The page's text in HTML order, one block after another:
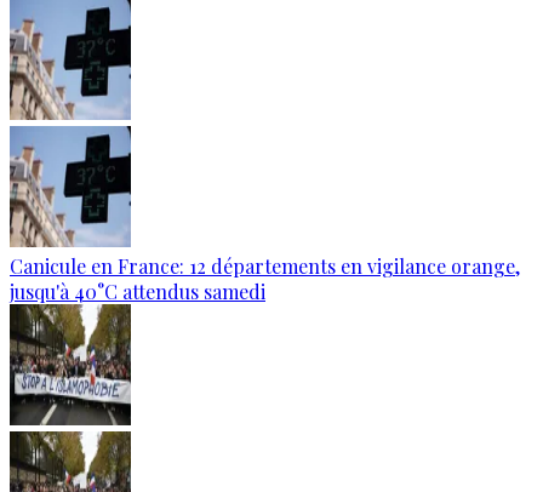
Canicule en France: 12 départements en vigilance orange,
jusqu'à 40°C attendus samedi